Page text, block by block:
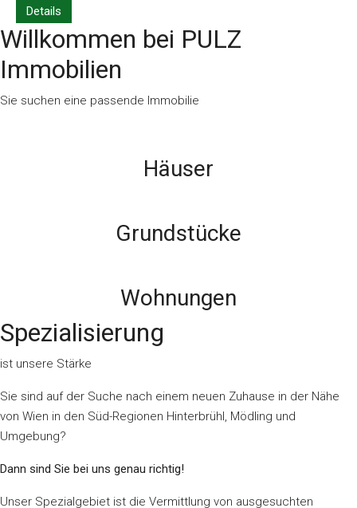
Details
HINTERBRÜHL, MÖDLING UND UMGEBUNG
Willkommen bei PULZ
Immobilien
Sie suchen eine passende Immobilie
Häuser
Grundstücke
Wohnungen
Spezialisierung
ist unsere Stärke
Sie sind auf der Suche nach einem neuen Zuhause in der Nähe
von Wien in den Süd-Regionen Hinterbrühl, Mödling und
Umgebung?
Dann sind Sie bei uns genau richtig!
Unser Spezialgebiet ist die Vermittlung von ausgesuchten